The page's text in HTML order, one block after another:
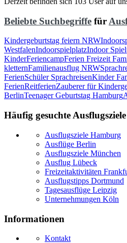
Beliebte Suchbegriffe für
Kindergeburtstag feiern NRW
WestfalenIndoorspielplatzIndoor
KinderFeriencampFerien Freizeit
kletternFamilienausflug NRW
FerienSchüler SprachreisenKinder
FerienReitferienZauberer für
BerlinTeenager Geburtstag Hamburg
Häufig gesuchte Ausflugsziele
Ausflugsziele Hamburg
Ausflüge Berlin
Ausflugsziele München
Ausflug Lübeck
Freizeitaktivitäten
Ausflugstipps Dortmund
Tagesausflüge Leipzig
Unternehmungen Köln
Informationen
Kontakt